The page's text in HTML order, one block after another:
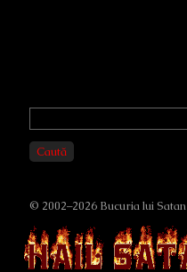
Primary
Sidebar
Caută
© 2002–2026 Bucuria lui Satan
Page